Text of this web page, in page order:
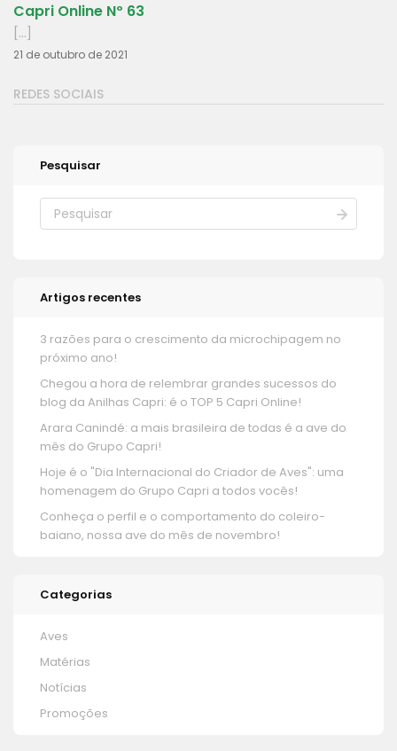
Capri Online Nº 63
[...]
21 de outubro de 2021
REDES SOCIAIS
Pesquisar
Artigos recentes
3 razões para o crescimento da microchipagem no
próximo ano!
Chegou a hora de relembrar grandes sucessos do
blog da Anilhas Capri: é o TOP 5 Capri Online!
Arara Canindé: a mais brasileira de todas é a ave do
mês do Grupo Capri!
Hoje é o "Dia Internacional do Criador de Aves": uma
homenagem do Grupo Capri a todos vocês!
Conheça o perfil e o comportamento do coleiro-
baiano, nossa ave do mês de novembro!
Categorias
Aves
Matérias
Notícias
Promoções